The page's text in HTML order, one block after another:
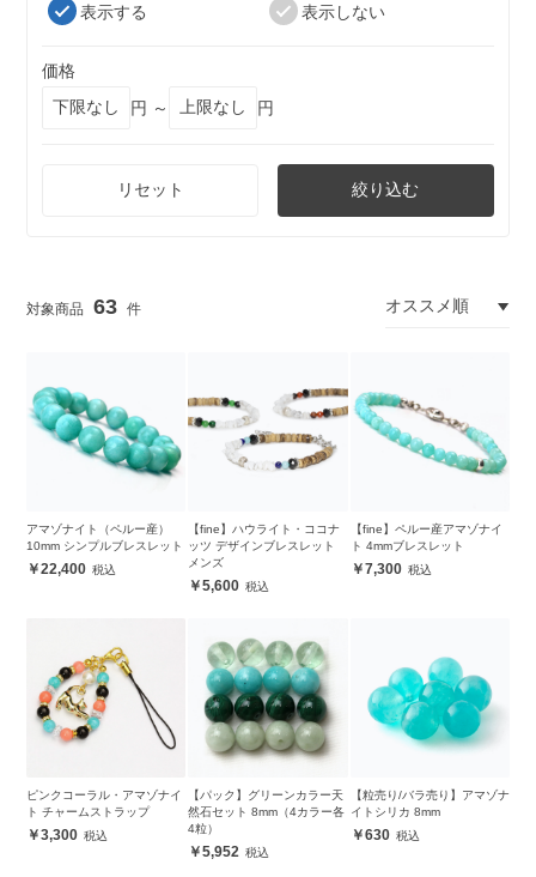
表示する
表示しない
価格
円 ～
円
リセット 絞り込む
63
アマゾナイト（ペルー産）
10mm シンプルブレスレット
22,400
【fine】ハウライト・ココナ
ッツ デザインブレスレット
メンズ
5,600
【fine】ペルー産アマゾナイ
ト 4mmブレスレット
7,300
ピンクコーラル・アマゾナイ
ト チャームストラップ
3,300
【パック】グリーンカラー天
然石セット 8mm（4カラー各
4粒）
5,952
【粒売り/バラ売り】アマゾナ
イトシリカ 8mm
630